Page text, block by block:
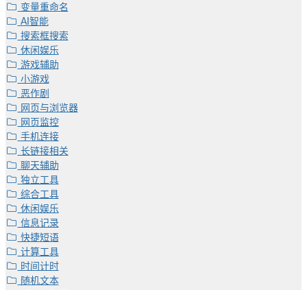
变量重命名
AI智能
搜索框搜索
休闲娱乐
游戏辅助
小游戏
恶作剧
网页与浏览器
网页监控
手机连接
长链接相关
聊天辅助
独立工具
综合工具
休闲娱乐
信息记录
快捷短语
计算工具
时间计时
随机文本